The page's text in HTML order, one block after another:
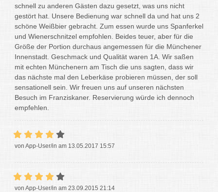
schnell zu anderen Gästen dazu gesetzt, was uns nicht
gestört hat. Unsere Bedienung war schnell da und hat uns 2
schöne Weißbier gebracht. Zum essen wurde uns Spanferkel
und Wienerschnitzel empfohlen. Beides teuer, aber für die
Größe der Portion durchaus angemessen für die Münchener
Innenstadt. Geschmack und Qualität waren 1A. Wir saßen
mit echten Münchenern am Tisch die uns sagten, dass wir
das nächste mal den Leberkäse probieren müssen, der soll
sensationell sein. Wir freuen uns auf unseren nächsten
Besuch im Franziskaner. Reservierung würde ich dennoch
empfehlen.
von App-User/in am 13.05.2017 15:57
von App-User/in am 23.09.2015 21:14